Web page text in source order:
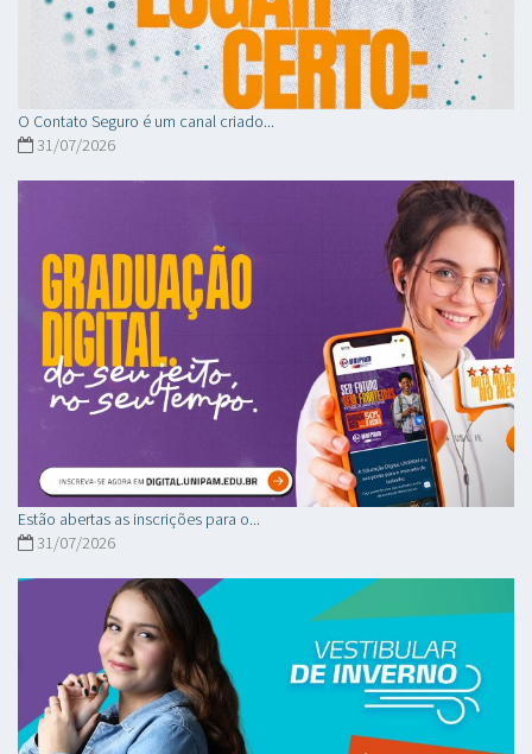
O Contato Seguro é um canal criado...
31/07/2026
Estão abertas as inscrições para o...
31/07/2026